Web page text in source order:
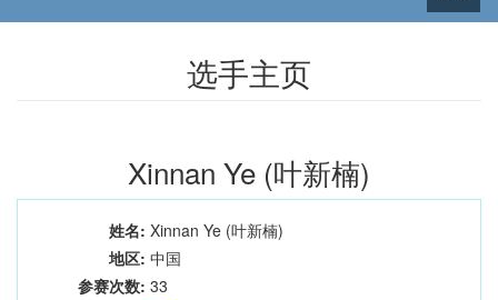
选手主页
Xinnan Ye (叶新楠)
姓名: Xinnan Ye (叶新楠)
地区: 中国
参赛次数: 33